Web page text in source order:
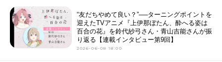
“友だちやめて良い？”──ターニングポイントを
迎えたTVアニメ『上伊那ぼたん、酔へる姿は
百合の花』を鈴代紗弓さん・青山吉能さんが振
り返る【連載インタビュー第9回】
2026-06-08 18:00